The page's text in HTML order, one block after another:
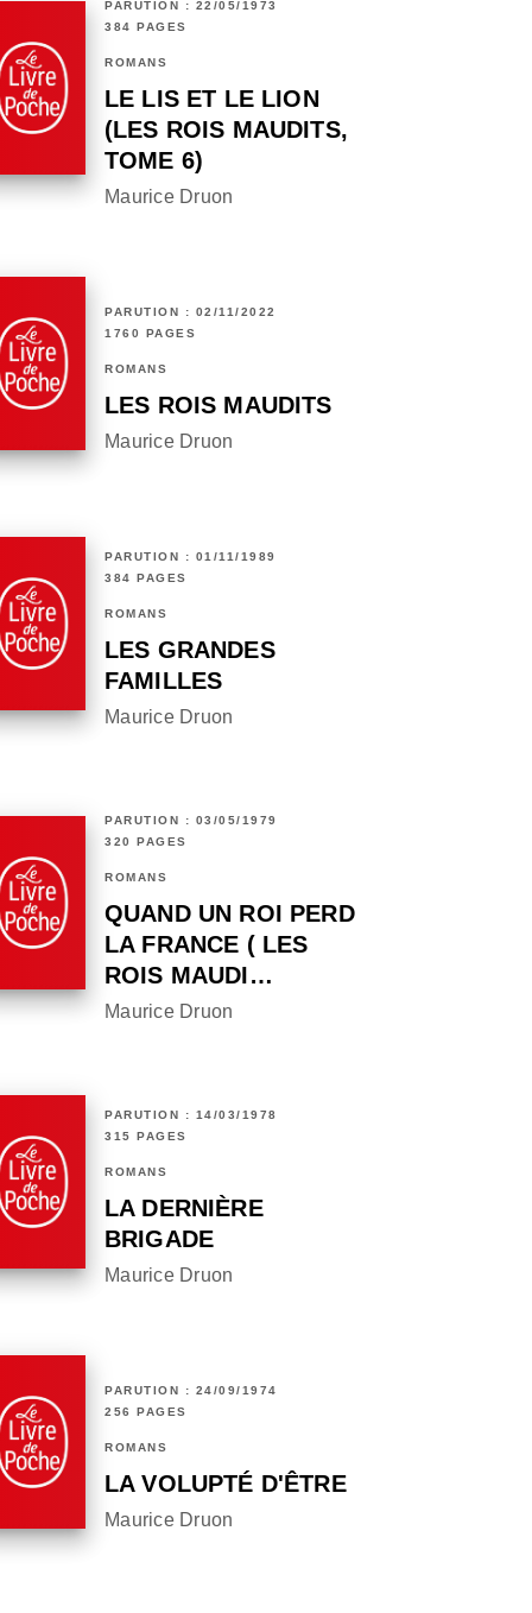
PARUTION : 22/05/1973
384 PAGES
ROMANS
LE LIS ET LE LION
(LES ROIS MAUDITS,
TOME 6)
Maurice Druon
PARUTION : 02/11/2022
1760 PAGES
ROMANS
LES ROIS MAUDITS
Maurice Druon
PARUTION : 01/11/1989
384 PAGES
ROMANS
LES GRANDES
FAMILLES
Maurice Druon
PARUTION : 03/05/1979
320 PAGES
ROMANS
QUAND UN ROI PERD
LA FRANCE ( LES
ROIS MAUDI…
Maurice Druon
PARUTION : 14/03/1978
315 PAGES
ROMANS
LA DERNIÈRE
BRIGADE
Maurice Druon
PARUTION : 24/09/1974
256 PAGES
ROMANS
LA VOLUPTÉ D'ÊTRE
Maurice Druon